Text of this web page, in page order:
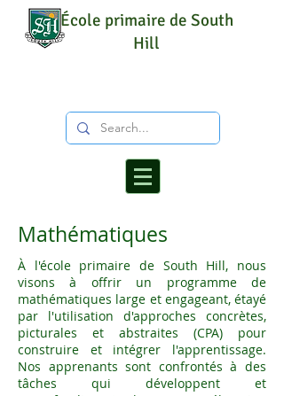
École primaire de South
Hill
Mathématiques
À l'école primaire de South Hill, nous
visons à offrir un programme de
mathématiques large et engageant, étayé
par l'utilisation d'approches concrètes,
picturales et abstraites (CPA) pour
construire et intégrer l'apprentissage.
Nos apprenants sont confrontés à des
tâches qui développent et